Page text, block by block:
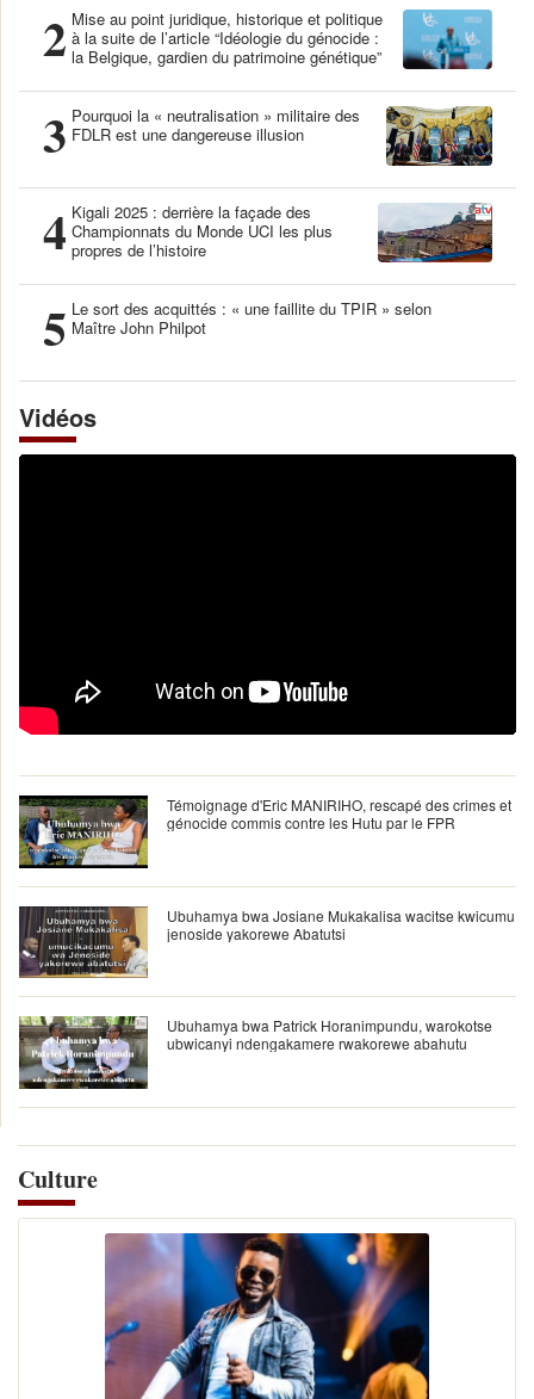
2 Mise au point juridique, historique et politique
à la suite de l’article “Idéologie du génocide :
la Belgique, gardien du patrimoine génétique”
3 Pourquoi la « neutralisation » militaire des
FDLR est une dangereuse illusion
4 Kigali 2025 : derrière la façade des
Championnats du Monde UCI les plus
propres de l’histoire
5 Le sort des acquittés : « une faillite du TPIR » selon
Maître John Philpot
Vidéos
Témoignage d'Eric MANIRIHO, rescapé des crimes et
génocide commis contre les Hutu par le FPR
Ubuhamya bwa Josiane Mukakalisa wacitse kwicumu
jenoside yakorewe Abatutsi
Ubuhamya bwa Patrick Horanimpundu, warokotse
ubwicanyi ndengakamere rwakorewe abahutu
Culture